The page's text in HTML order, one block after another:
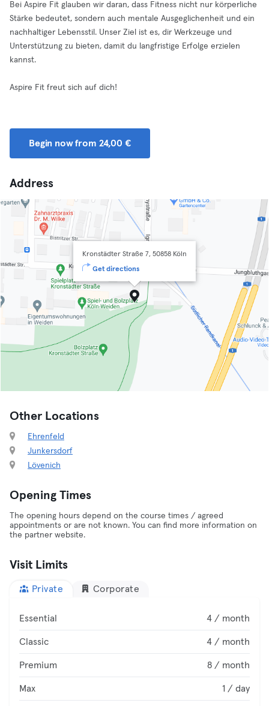
Bei Aspire Fit glauben wir daran, dass Fitness nicht nur körperliche
Stärke bedeutet, sondern auch mentale Ausgeglichenheit und ein
nachhaltiger Lebensstil. Unser Ziel ist es, dir Werkzeuge und
Unterstützung zu bieten, damit du langfristige Erfolge erzielen
kannst.
Aspire Fit freut sich auf dich!
Begin now from 24,00 €
Address
Kronstädter Straße 7, 50858 Köln
Get directions
Other Locations
Ehrenfeld
Junkersdorf
Lövenich
Opening Times
The opening hours depend on the course times / agreed
appointments or are not known. You can find more information on
the partner website.
Visit Limits
Private Corporate
Essential 4 / month
Classic 4 / month
Premium 8 / month
Max 1 / day